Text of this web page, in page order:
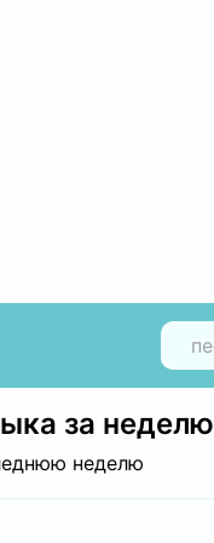
за неделю
неделю